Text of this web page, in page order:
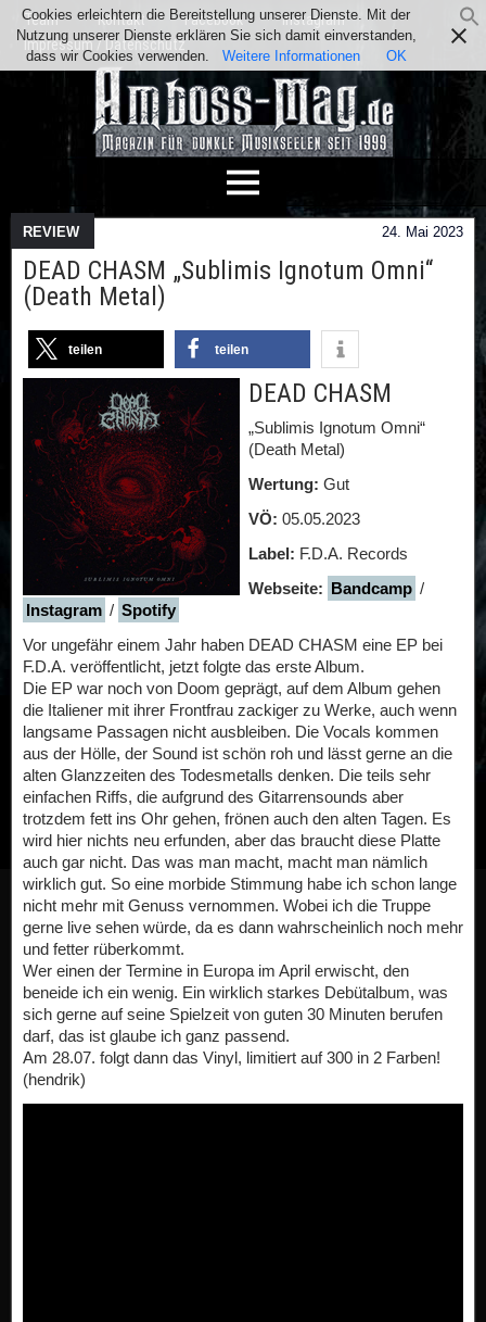
Team Kontakt Facebook
Instagram
Impressum / Datenschutz
REVIEW 24. Mai 2023
DEAD CHASM „Sublimis Ignotum Omni“
(Death Metal)
teilen teilen
DEAD CHASM
„Sublimis Ignotum Omni“
(Death Metal)
Wertung: Gut
VÖ: 05.05.2023
Label: F.D.A. Records
Webseite: Bandcamp /
Instagram / Spotify
Vor ungefähr einem Jahr haben DEAD CHASM eine EP bei
F.D.A. veröffentlicht, jetzt folgte das erste Album.
Die EP war noch von Doom geprägt, auf dem Album gehen
die Italiener mit ihrer Frontfrau zackiger zu Werke, auch wenn
langsame Passagen nicht ausbleiben. Die Vocals kommen
aus der Hölle, der Sound ist schön roh und lässt gerne an die
alten Glanzzeiten des Todesmetalls denken. Die teils sehr
einfachen Riffs, die aufgrund des Gitarrensounds aber
trotzdem fett ins Ohr gehen, frönen auch den alten Tagen. Es
wird hier nichts neu erfunden, aber das braucht diese Platte
auch gar nicht. Das was man macht, macht man nämlich
wirklich gut. So eine morbide Stimmung habe ich schon lange
nicht mehr mit Genuss vernommen. Wobei ich die Truppe
gerne live sehen würde, da es dann wahrscheinlich noch mehr
und fetter rüberkommt.
Wer einen der Termine in Europa im April erwischt, den
beneide ich ein wenig. Ein wirklich starkes Debütalbum, was
sich gerne auf seine Spielzeit von guten 30 Minuten berufen
darf, das ist glaube ich ganz passend.
Am 28.07. folgt dann das Vinyl, limitiert auf 300 in 2 Farben!
(hendrik)
Cookies erleichtern die Bereitstellung unserer Dienste. Mit der
Nutzung unserer Dienste erklären Sie sich damit einverstanden,
dass wir Cookies verwenden.
Weitere Informationen OK